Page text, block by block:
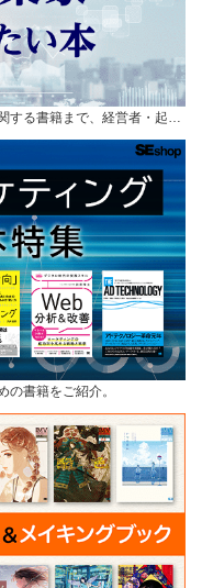
する書籍まで、経営者・起…
の書籍をご紹介。